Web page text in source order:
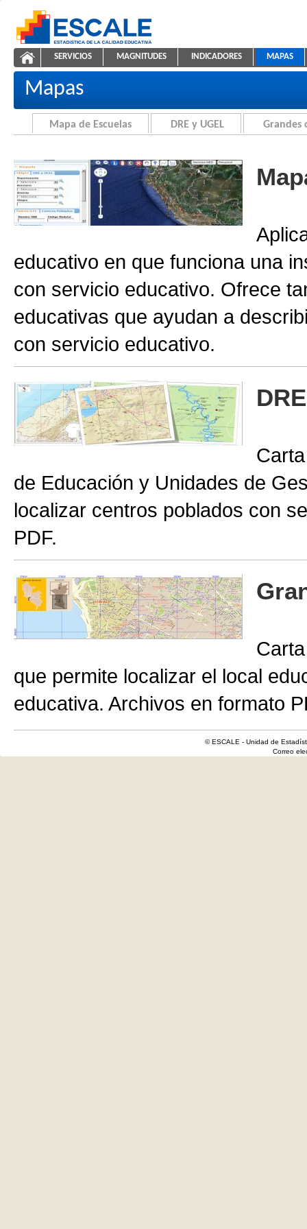
ESCALE - Unidad de Estadística Educativa
Cartografía de la Educación
NAVEGACIÓN
SERVICIOS MAGNITUDES INDICADORES MAPAS
Mapas
Mapa de Escuelas DRE y UGEL Grandes
educativo en que funciona una
con servicio educativo. Ofrece
educativas que ayudan a
con servicio educativo.
de Educación y Unidades de
localizar centros poblados con
PDF.
que permite localizar el local
educativa. Archivos en formato
© ESCALE - Unidad de
Correo